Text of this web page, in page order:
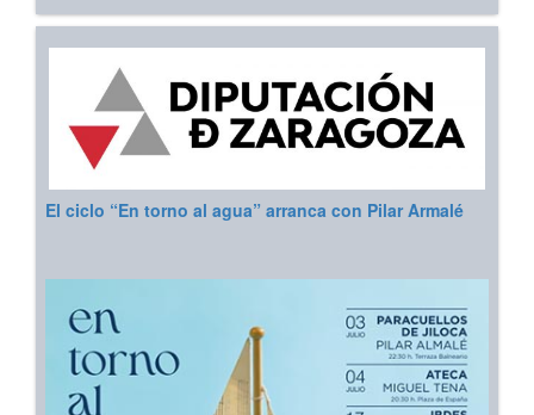
El ciclo “En torno al agua” arranca con Pilar Armalé